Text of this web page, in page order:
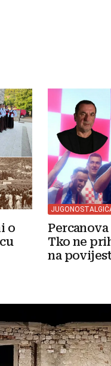
o
Tko ne
na